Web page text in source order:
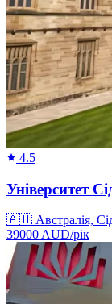
4.5
Університет
🇦🇺 Австралія,
39000 AUD/рік